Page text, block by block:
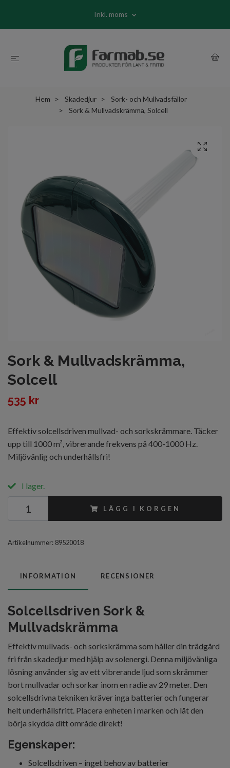
Inkl. moms
Hem Skadedjur
Sork- och Mullvadsfällor
Sork & Mullvadskrämma, Solcell
Sork & Mullvadskrämma,
Solcell
535 kr
Effektiv solcellsdriven mullvad- och sorkskrämmare. Täcker
upp till 1000 m², vibrerande frekvens på 400-1000 Hz.
Miljövänlig och underhållsfri!
I lager.
LÄGG I KORGEN
Artikelnummer: 89520018
INFORMATION RECENSIONER
Solcellsdriven Sork &
Mullvadskrämma
Effektiv mullvads- och sorkskrämma som håller din trädgård
fri från skadedjur med hjälp av solenergi. Denna miljövänliga
lösning använder sig av ett vibrerande ljud som skrämmer
bort mullvadar och sorkar inom en radie av 29 meter. Den
solcellsdrivna tekniken kräver inga batterier och fungerar
helt underhållsfritt. Placera enheten i marken och låt den
börja skydda ditt område direkt!
Egenskaper:
Solcellsdriven – inget behov av batterier